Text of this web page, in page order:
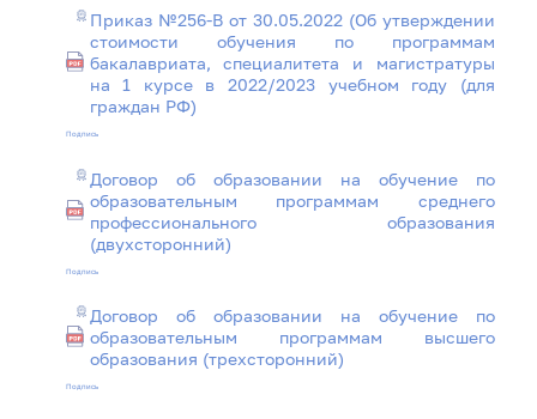
Приказ №256-В от 30.05.2022 (Об утверждении
стоимости обучения по программам
бакалавриата, специалитета и магистратуры
на 1 курсе в 2022/2023 учебном году (для
граждан РФ)
Подпись
Договор об образовании на обучение по
образовательным программам среднего
профессионального образования
(двухсторонний)
Подпись
Договор об образовании на обучение по
образовательным программам высшего
образования (трехсторонний)
Подпись